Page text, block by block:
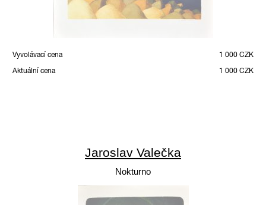
Vyvolávací cena
1 000 CZK
Aktuální cena
1 000 CZK
Jaroslav Valečka
Nokturno